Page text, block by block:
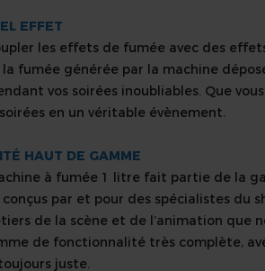
EFFET
les effets de fumée avec des
fumée générée par la machine
vos soirées inoubliables. Que
en un véritable évènement.
HAUT DE GAMME
à fumée 1 litre fait partie de la
par et pour des spécialistes du
de la scène et de l’animation que
de fonctionnalité très complète,
juste.